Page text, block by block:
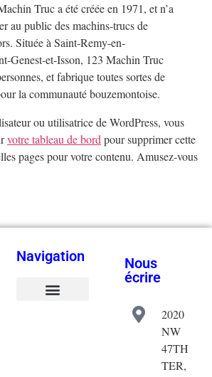
Truc a été créée en 1971, et n’a
au public des machins-trucs de
Située à Saint-Remy-en-
Genest-et-Isson, 123 Machin Truc
et fabrique toutes sortes de
la communauté bouzemontoise.
ou utilisatrice de WordPress, vous
votre tableau de bord pour supprimer cette
pages pour votre contenu. Amusez-vous
Navigation
Nous
écrire
2020
NW
47TH
TER,